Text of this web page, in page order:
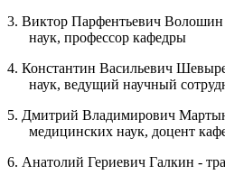
3. Виктор Парфентьевич
наук, профессор кафедры
4. Константин Васильевич
наук, ведущий научный
5. Дмитрий Владимирович
медицинских наук, доцент
6. Анатолий Гериевич Галкин -